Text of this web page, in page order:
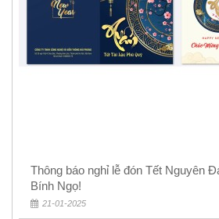
Thông báo nghỉ lễ đón Tết Nguyên
Bính Ngọ!
21-01-2025